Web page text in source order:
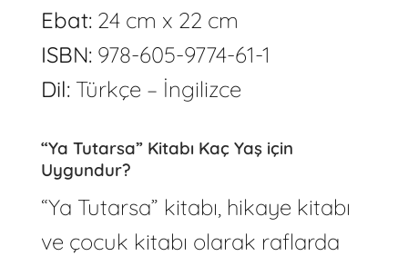
Ebat:24 cm x 22 cm
ISBN:978-605-9774-61-1
Dil:Türkçe – İngilizce
“Ya Tutarsa” Kitabı Kaç Yaş için
Uygundur?
“Ya Tutarsa” kitabı, hikaye kitabı
ve çocuk kitabı olarak raflarda